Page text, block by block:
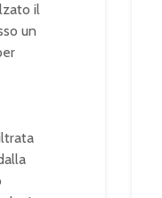
il
un